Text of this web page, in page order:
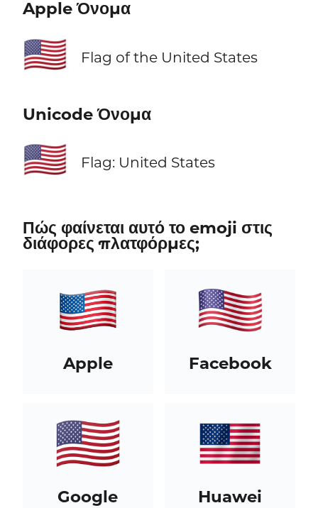
Apple Όνομα
🇺🇸 Flag of the United States
Unicode Όνομα
🇺🇸 Flag: United States
Πώς φαίνεται αυτό το emoji στις
διάφορες πλατφόρμες;
Apple Facebook
Google Huawei